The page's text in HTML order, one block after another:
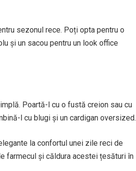
sezonul rece. Poți opta pentru o
și un sacou pentru un look office
Poartă-l cu o fustă creion sau cu
l cu blugi și un cardigan oversized.
la confortul unei zile reci de
farmecul și căldura acestei țesături în